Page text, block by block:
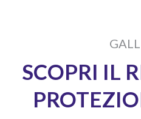
SCOPRI IL